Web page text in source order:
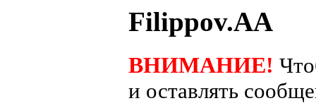
Filippov.AA
ВНИМАНИЕ!
и оставлять